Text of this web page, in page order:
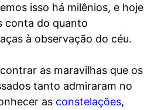
isso há milênios, e hoje
conta do quanto
à observação do céu.
as maravilhas que os
tanto admiraram no
as constelações,